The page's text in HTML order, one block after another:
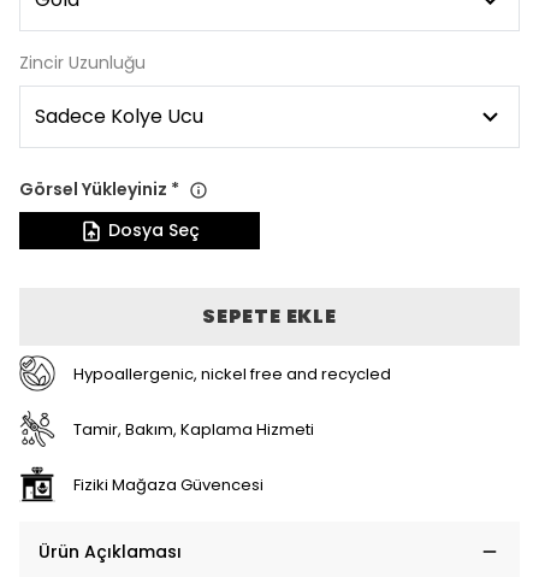
Zincir Uzunluğu
Görsel Yükleyiniz *
Dosya Seç
SEPETE EKLE
Hypoallergenic, nickel free and recycled
Tamir, Bakım, Kaplama Hizmeti
Fiziki Mağaza Güvencesi
Ürün Açıklaması